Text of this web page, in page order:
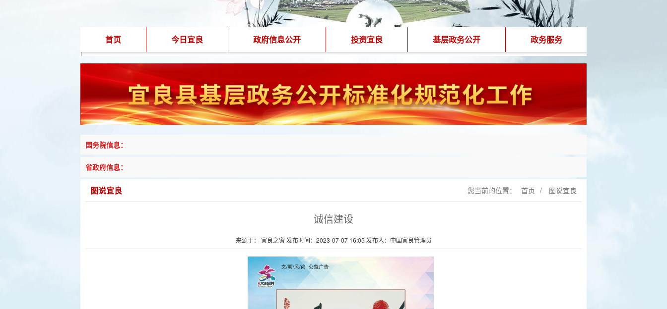
首页 今日宜良 政府信息公开 投资宜良 基层政务公开 政务服务
国务院信息：
省政府信息：
图说宜良 您当前的位置： 首页 / 图说宜良
诚信建设
来源于： 宜良之窗 发布时间：2023-07-07 16:05 发布人：中国宜良管理员